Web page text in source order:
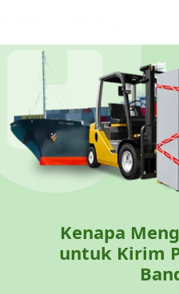
Kenapa
untuk Kirim